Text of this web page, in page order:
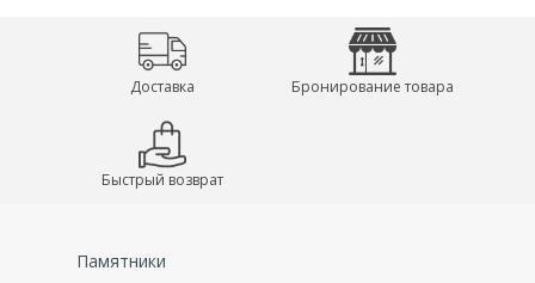
Доставка Бронирование товара
Быстрый возврат
Памятники